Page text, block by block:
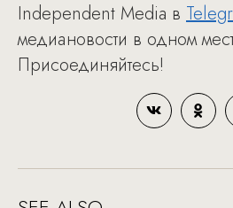
Independent Media в
медиановости в одном
Присоединяйтесь!